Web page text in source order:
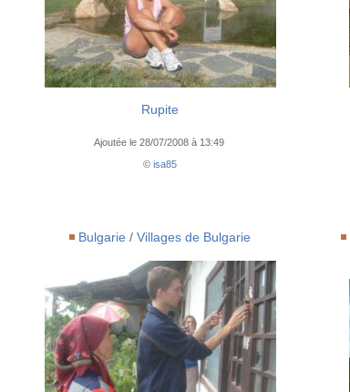
Rupite
Ajoutée le 28/07/2008 à 13:49
©isa85
Bulgarie /Villages de Bulgarie